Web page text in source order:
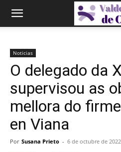
Noticias
O delegado da
supervisou as
mellora do
en Viana
Por Susana Prieto - 6 de octubre de 2022